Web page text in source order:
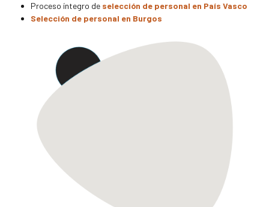
Proceso íntegro de selección de personal en País Vasco
Selección de personal en Burgos